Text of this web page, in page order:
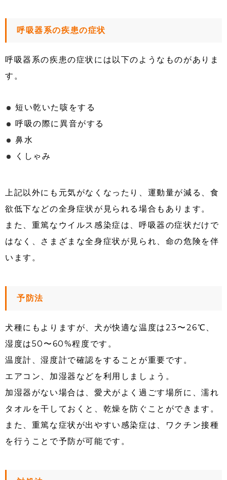
呼吸器系の疾患の症状
呼吸器系の疾患の症状には以下のようなものがありま
す。
短い乾いた咳をする
呼吸の際に異音がする
鼻水
くしゃみ
上記以外にも元気がなくなったり、運動量が減る、食
欲低下などの全身症状が見られる場合もあります。
また、重篤なウイルス感染症は、呼吸器の症状だけで
はなく、さまざまな全身症状が見られ、命の危険を伴
います。
予防法
犬種にもよりますが、犬が快適な温度は23〜26℃、
湿度は50〜60%程度です。
温度計、湿度計で確認をすることが重要です。
エアコン、加湿器などを利用しましょう。
加湿器がない場合は、愛犬がよく過ごす場所に、濡れ
タオルを干しておくと、乾燥を防ぐことができます。
また、重篤な症状が出やすい感染症は、ワクチン接種
を行うことで予防が可能です。